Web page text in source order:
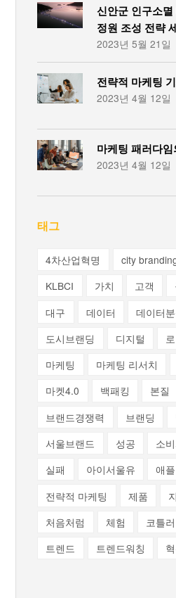
신안군 인구소
정원 조성 전략
2023년 5월 21일
전략적 마케팅
2023년 4월 12일
마케팅 패러다
2023년 4월 12일
태그
4차산업혁명 city
KLBCI
가치 고객
대구
데이터 데이터
도시브랜딩
디지털
마케팅
마케팅 리서치
마켓4.0
백패킹 본질
브랜드경쟁력
브랜딩
서울브랜드
성공 소
실패
아이서울유 애플
전략적 마케팅
제품
처음처럼
체험 코틀러
트렌드
트렌드워칭